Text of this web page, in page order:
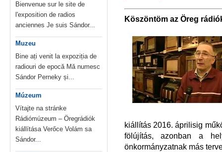
Bienvenue sur le site de
l'exposition de radios
anciennes Je suis Sándor...
Muzeu
Bine ați venit la expoziția de
radiouri de epocă Mă numesc
Sándor Perneky și...
Múzeum
Vítajte na stránke
Rádiómúzeum – Öregrádiók
kiállítása Verőce Volám sa
Sándor...
Köszöntöm az Öreg
kiállítás 2016. áprilisig
fölújítás, azonban a
önkormányzatnak más